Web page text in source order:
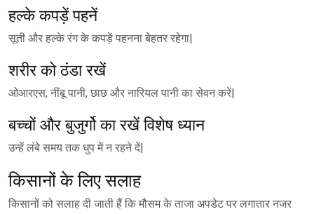
हल्के कपड़ें पहनें
सूती और हल्के रंग के कपड़ें पहनना बेहतर रहेगा|
शरीर को ठंडा रखें
ओआरएस, नींबू पानी, छाछ और नारियल पानी का सेवन करें|
बच्चों और बुजुर्गो का रखें विशेष ध्यान
उन्हें लंबे समय तक धुप में न रहने दें|
किसानों के लिए सलाह
किसानों को सलाह दी जाती हैं कि मौसम के ताजा अपडेट पर लगातार नजर